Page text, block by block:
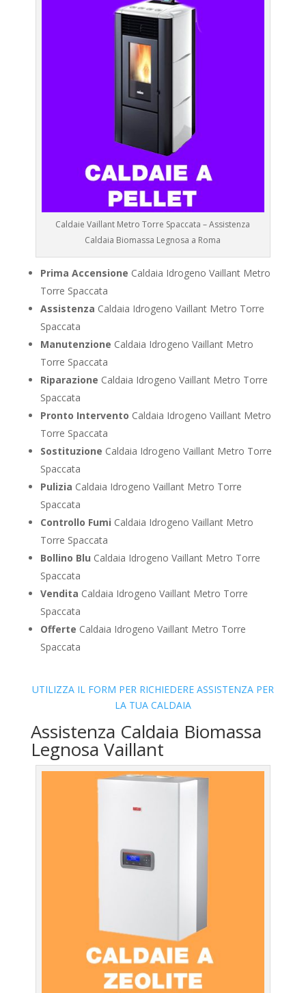
Caldaie Vaillant Metro Torre Spaccata – Assistenza
Caldaia Biomassa Legnosa a Roma
Prima Accensione Caldaia Idrogeno Vaillant Metro
Torre Spaccata
Assistenza Caldaia Idrogeno Vaillant Metro Torre
Spaccata
Manutenzione Caldaia Idrogeno Vaillant Metro
Torre Spaccata
Riparazione Caldaia Idrogeno Vaillant Metro Torre
Spaccata
Pronto Intervento Caldaia Idrogeno Vaillant Metro
Torre Spaccata
Sostituzione Caldaia Idrogeno Vaillant Metro Torre
Spaccata
Pulizia Caldaia Idrogeno Vaillant Metro Torre
Spaccata
Controllo Fumi Caldaia Idrogeno Vaillant Metro
Torre Spaccata
Bollino Blu Caldaia Idrogeno Vaillant Metro Torre
Spaccata
Vendita Caldaia Idrogeno Vaillant Metro Torre
Spaccata
Offerte Caldaia Idrogeno Vaillant Metro Torre
Spaccata
UTILIZZA IL FORM PER RICHIEDERE ASSISTENZA PER
LA TUA CALDAIA
Assistenza Caldaia Biomassa
Legnosa Vaillant